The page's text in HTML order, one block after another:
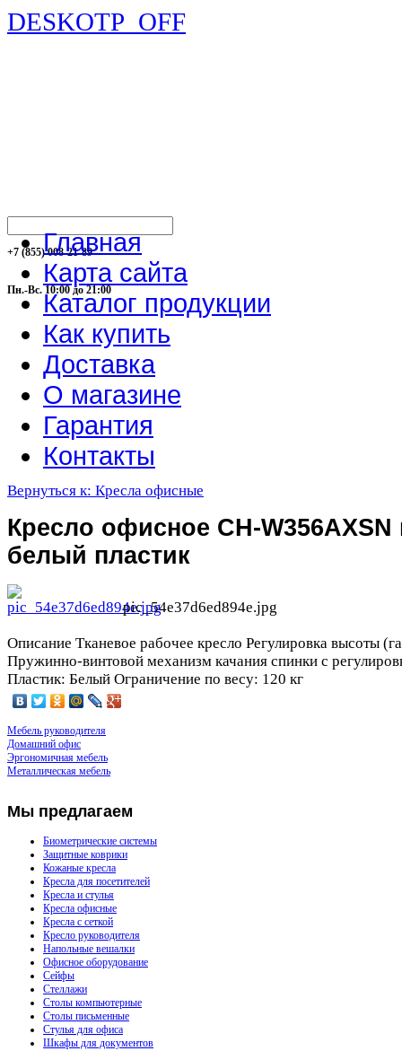
DESKOTP_OFF
+7 (855) 008-21-89
Пн.-Вс. 10:00 до 21:00
Главная
Карта сайта
Каталог продукции
Как купить
Доставка
О магазине
Гарантия
Контакты
Вернуться к: Кресла офисные
Кресло офисное CH-W356AXSN
белый пластик
pic_54e37d6ed894e.jpg
Описание Тканевое рабочее кресло Регулировка высоты
Пружинно-винтовой механизм качания спинки с
Пластик: Белый Ограничение по весу: 120 кг
Мебель руководителя
Домашний офис
Эргономичная мебель
Металлическая мебель
Мы предлагаем
Биометрические системы
Защитные коврики
Кожаные кресла
Кресла для посетителей
Кресла и стулья
Кресла офисные
Кресла с сеткой
Кресло руководителя
Напольные вешалки
Офисное оборудование
Сейфы
Стеллажи
Столы компьютерные
Столы письменные
Стулья для офиса
Шкафы для документов